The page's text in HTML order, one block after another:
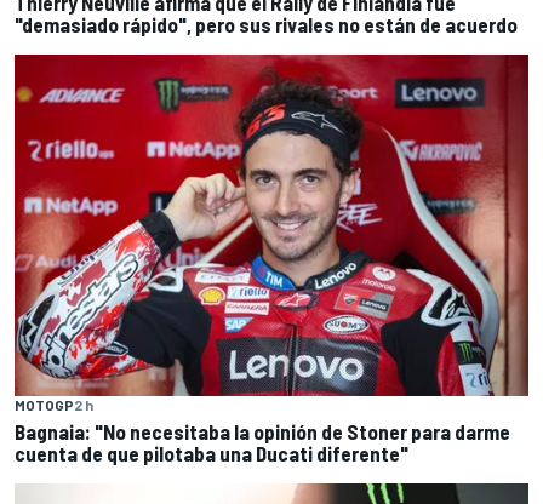
"demasiado rápido", pero sus rivales no están de acuerdo
MOTOGP2 h
Bagnaia: "No necesitaba la opinión de Stoner para darme
cuenta de que pilotaba una Ducati diferente"